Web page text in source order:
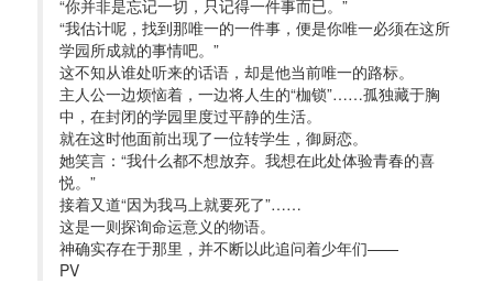
“你并非是忘记一切，只记得一件事而已。”
“我估计呢，找到那唯一的一件事，便是你唯一必须在这所
学园所成就的事情吧。”
这不知从谁处听来的话语，却是他当前唯一的路标。
主人公一边烦恼着，一边将人生的“枷锁”……孤独藏于胸
中，在封闭的学园里度过平静的生活。
就在这时他面前出现了一位转学生，御厨恋。
她笑言：“我什么都不想放弃。我想在此处体验青春的喜
悦。”
接着又道“因为我马上就要死了”……
这是一则探询命运意义的物语。
神确实存在于那里，并不断以此追问着少年们——
PV